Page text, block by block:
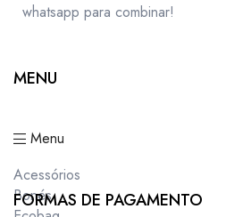
whatsapp para combinar!
MENU
Menu
Acessórios
Bonés
FORMAS DE PAGAMENTO